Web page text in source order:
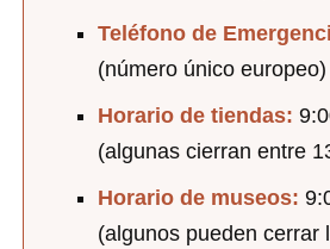
Teléfono de
(número único europeo)
Horario de tiendas:
(algunas cierran entre
Horario de museos:
(algunos pueden cerrar